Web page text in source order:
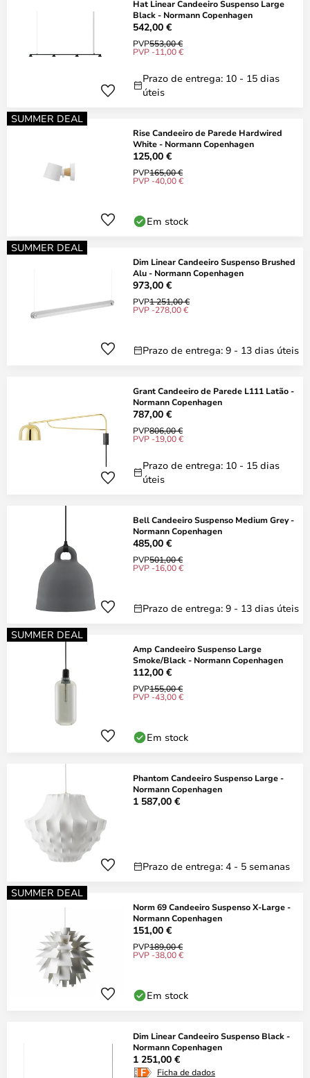
Hat Linear Candeeiro Suspenso Large
Black - Normann Copenhagen
542,00 €
PVP553,00 €
PVP -11,00 €
Prazo de entrega: 10 - 15 dias
úteis
SUMMER DEAL
Rise Candeeiro de Parede Hardwired
White - Normann Copenhagen
125,00 €
PVP165,00 €
PVP -40,00 €
Em stock
SUMMER DEAL
Dim Linear Candeeiro Suspenso Brushed
Alu - Normann Copenhagen
973,00 €
PVP1 251,00 €
PVP -278,00 €
Prazo de entrega: 9 - 13 dias úteis
Grant Candeeiro de Parede L111 Latão -
Normann Copenhagen
787,00 €
PVP806,00 €
PVP -19,00 €
Prazo de entrega: 10 - 15 dias
úteis
Bell Candeeiro Suspenso Medium Grey -
Normann Copenhagen
485,00 €
PVP501,00 €
PVP -16,00 €
Prazo de entrega: 9 - 13 dias úteis
SUMMER DEAL
Amp Candeeiro Suspenso Large
Smoke/Black - Normann Copenhagen
112,00 €
PVP155,00 €
PVP -43,00 €
Em stock
Phantom Candeeiro Suspenso Large -
Normann Copenhagen
1 587,00 €
Prazo de entrega: 4 - 5 semanas
SUMMER DEAL
Norm 69 Candeeiro Suspenso X-Large -
Normann Copenhagen
151,00 €
PVP189,00 €
PVP -38,00 €
Em stock
Dim Linear Candeeiro Suspenso Black -
Normann Copenhagen
1 251,00 €
Ficha de dados